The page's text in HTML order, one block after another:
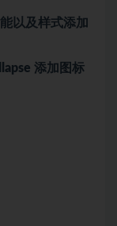
以及样式添加
添加图标